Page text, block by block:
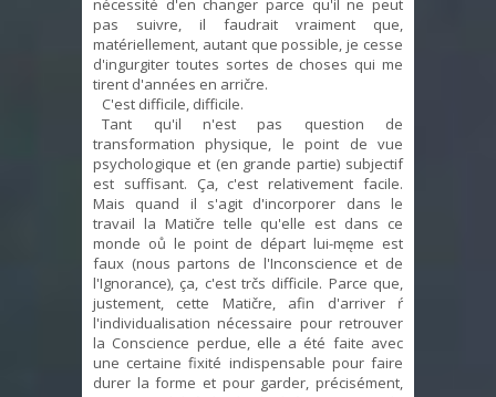
nécessité d'en changer parce qu'il ne peut
pas suivre, il faudrait vraiment que,
matériellement, autant que possible, je cesse
d'ingurgiter toutes sortes de choses qui me
tirent d'années en arričre.
C'est difficile, difficile.
Tant qu'il n'est pas question de
transformation physique, le point de vue
psychologique et (en grande partie) subjectif
est suffisant. Ça, c'est relativement facile.
Mais quand il s'agit d'incorporer dans le
travail la Matičre telle qu'elle est dans ce
monde oů le point de départ lui-męme est
faux (nous partons de l'Inconscience et de
l'Ignorance), ça, c'est trčs difficile. Parce que,
justement, cette Matičre, afin d'arriver ŕ
l'individualisation nécessaire pour retrouver
la Conscience perdue, elle a été faite avec
une certaine fixité indispensable pour faire
durer la forme et pour garder, précisément,